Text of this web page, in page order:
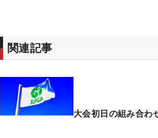
関連記事
大会初日の組み合わ